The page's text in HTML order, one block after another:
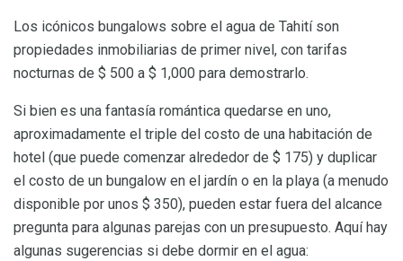
Los icónicos bungalows sobre el agua de Tahití son
propiedades inmobiliarias de primer nivel, con tarifas
nocturnas de $ 500 a $ 1,000 para demostrarlo.
Si bien es una fantasía romántica quedarse en uno,
aproximadamente el triple del costo de una habitación de
hotel (que puede comenzar alrededor de $ 175) y duplicar
el costo de un bungalow en el jardín o en la playa (a menudo
disponible por unos $ 350), pueden estar fuera del alcance
pregunta para algunas parejas con un presupuesto. Aquí hay
algunas sugerencias si debe dormir en el agua: